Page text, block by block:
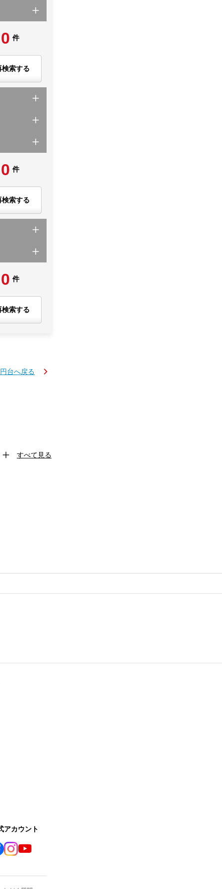
0 件
検索する
0 件
検索する
0 件
検索する
台へ戻る
すべて見る
アカウント